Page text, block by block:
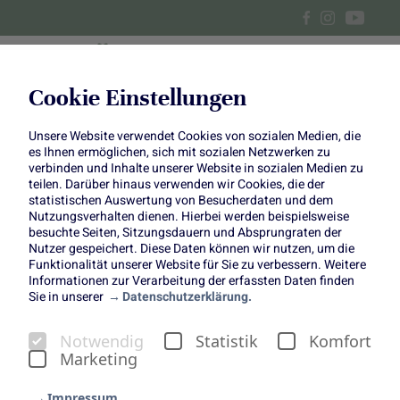
Cookie Einstellungen
Unsere Website verwendet Cookies von sozialen Medien, die
es Ihnen ermöglichen, sich mit sozialen Netzwerken zu
verbinden und Inhalte unserer Website in sozialen Medien zu
teilen. Darüber hinaus verwenden wir Cookies, die der
statistischen Auswertung von Besucherdaten und dem
Nutzungsverhalten dienen. Hierbei werden beispielsweise
besuchte Seiten, Sitzungsdauern und Absprungraten der
Nutzer gespeichert. Diese Daten können wir nutzen, um die
Funktionalität unserer Website für Sie zu verbessern. Weitere
Informationen zur Verarbeitung der erfassten Daten finden
Sie in unserer
Datenschutzerklärung.
Notwendig Statistik
Komfort
Marketing
Zwetschgen-Burger
Süßer Ketchup für den nächsten
Burger-Abend
Die Zwetschgensaison geht los und wir können es kaum
erwarten, die Früchte verarbeiten zu können. Nachdem
Felix vonFelix‘ Kochbook